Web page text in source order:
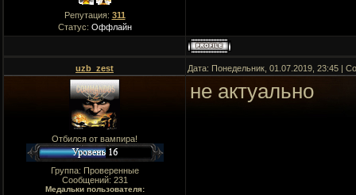
Репутация: 311
Статус: Оффлайн
uzb_zest Дата: Понедельник, 01.07.2019, 23:45 |
Отбился от вампира!
Группа: Проверенные
Сообщений: 231
Медальки пользователя:
не актуально